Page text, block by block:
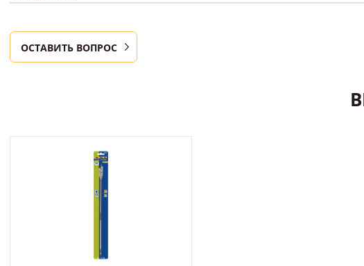
ОСТАВИТЬ ВОПРОС